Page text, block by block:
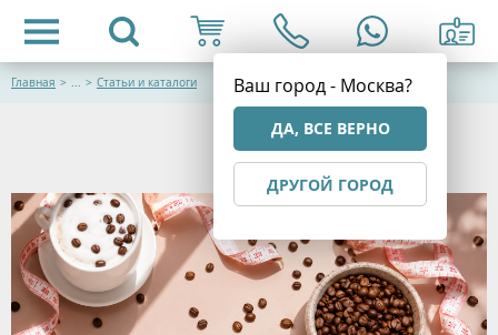
Ваш город - Москва?
ДА, ВСЕ ВЕРНО
ДРУГОЙ ГОРОД
Главная > ... > Статьи и каталоги